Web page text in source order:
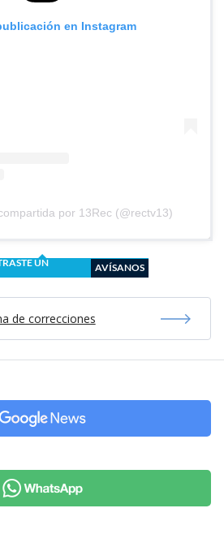
en Instagram
por 13Rec (@rectv13)
UN
AVÍSANOS
de correcciones